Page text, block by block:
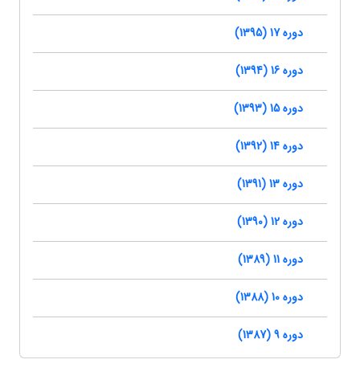
دوره 17 (1395)
دوره 16 (1394)
دوره 15 (1393)
دوره 14 (1392)
دوره 13 (1391)
دوره 12 (1390)
دوره 11 (1389)
دوره 10 (1388)
دوره 9 (1387)